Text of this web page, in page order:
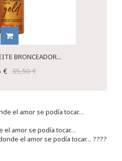
BRONCEADOR...
€ 35,50 €
el amor se podía tocar…
el amor se podía tocar… ????